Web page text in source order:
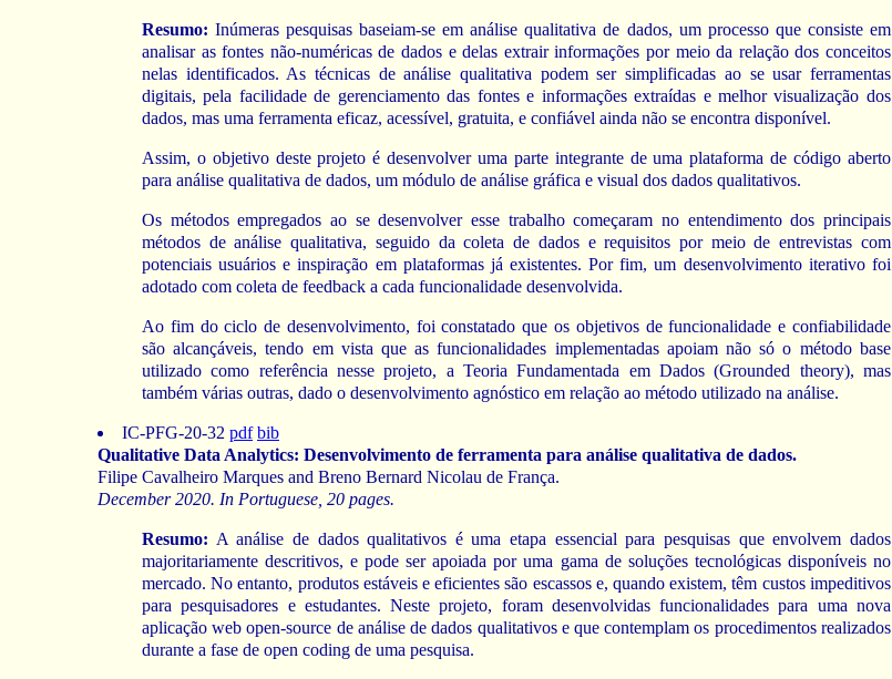
Resumo: Inúmeras pesquisas baseiam-se em análise qualitativa de dados, um processo que consiste em
analisar as fontes não-numéricas de dados e delas extrair informações por meio da relação dos conceitos
nelas identificados. As técnicas de análise qualitativa podem ser simplificadas ao se usar ferramentas
digitais, pela facilidade de gerenciamento das fontes e informações extraídas e melhor visualização dos
dados, mas uma ferramenta eficaz, acessível, gratuita, e confiável ainda não se encontra disponível.
Assim, o objetivo deste projeto é desenvolver uma parte integrante de uma plataforma de código aberto
para análise qualitativa de dados, um módulo de análise gráfica e visual dos dados qualitativos.
Os métodos empregados ao se desenvolver esse trabalho começaram no entendimento dos principais
métodos de análise qualitativa, seguido da coleta de dados e requisitos por meio de entrevistas com
potenciais usuários e inspiração em plataformas já existentes. Por fim, um desenvolvimento iterativo foi
adotado com coleta de feedback a cada funcionalidade desenvolvida.
Ao fim do ciclo de desenvolvimento, foi constatado que os objetivos de funcionalidade e confiabilidade
são alcançáveis, tendo em vista que as funcionalidades implementadas apoiam não só o método base
utilizado como referência nesse projeto, a Teoria Fundamentada em Dados (Grounded theory), mas
também várias outras, dado o desenvolvimento agnóstico em relação ao método utilizado na análise.
IC-PFG-20-32 pdf bib
Qualitative Data Analytics: Desenvolvimento de ferramenta para análise qualitativa de dados.
Filipe Cavalheiro Marques and Breno Bernard Nicolau de França.
December 2020. In Portuguese, 20 pages.
Resumo: A análise de dados qualitativos é uma etapa essencial para pesquisas que envolvem dados
majoritariamente descritivos, e pode ser apoiada por uma gama de soluções tecnológicas disponíveis no
mercado. No entanto, produtos estáveis e eficientes são escassos e, quando existem, têm custos impeditivos
para pesquisadores e estudantes. Neste projeto, foram desenvolvidas funcionalidades para uma nova
aplicação web open-source de análise de dados qualitativos e que contemplam os procedimentos realizados
durante a fase de open coding de uma pesquisa.